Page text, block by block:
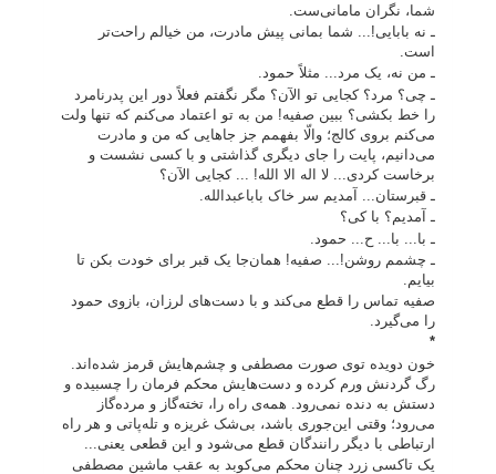
شما، نگران مامانی‌ست.
ـ نه بابایی!... شما بمانی پیش مادرت، من خیالم راحت‌تر
است.
ـ من نه، یک مرد... مثلاً حمود.
ـ چی؟ مرد؟ کجایی تو الآن؟ مگر نگفتم فعلاً دور این پدرنامرد
را خط بکشی؟ ببین صفیه! من به تو اعتماد می‌کنم که تنها ولت
می‌کنم بروی کالج؛ والّا بفهمم جز جاهایی که من و مادرت
می‌دانیم، پایت را جای دیگری گذاشتی و با کسی نشست و
برخاست کردی... لا ‌اله الا ‌الله! ... کجایی الآن؟
ـ قبرستان... آمدیم سر خاک باباعبدالله.
ـ آمدیم؟ با کی؟
ـ با... با... ح... حمود.
ـ چشمم روشن!... صفیه! همان‌جا یک قبر برای خودت بکن تا
بیایم.
صفیه تماس را قطع می‌کند و با دست‌های لرزان، بازوی حمود
را می‌گیرد.
*
خون دویده توی صورت مصطفی و چشم‌هایش قرمز شده‌اند.
رگ گردنش ورم کرده و دست‌هایش محکم فرمان را چسبیده و
دستش به دنده نمی‌رود. همه‌ی راه را، تخته‌گاز و مرده‌گاز
می‌رود؛ وقتی این‌جوری باشد، بی‌شک غریزه و تله‌پاتی و هر راه
ارتباطی با دیگر رانندگان قطع می‌شود و این قطعی یعنی...
یک تاکسی زرد چنان محکم می‌کوبد به عقب ماشین مصطفی